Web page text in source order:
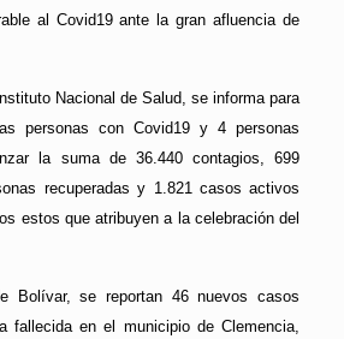
al Covid19 ante la gran afluencia de
Nacional de Salud, se informa para
personas con Covid19 y 4 personas
la suma de 36.440 contagios, 699
recuperadas y 1.821 casos activos
estos que atribuyen a la celebración del
Bolívar, se reportan 46 nuevos casos
fallecida en el municipio de Clemencia,